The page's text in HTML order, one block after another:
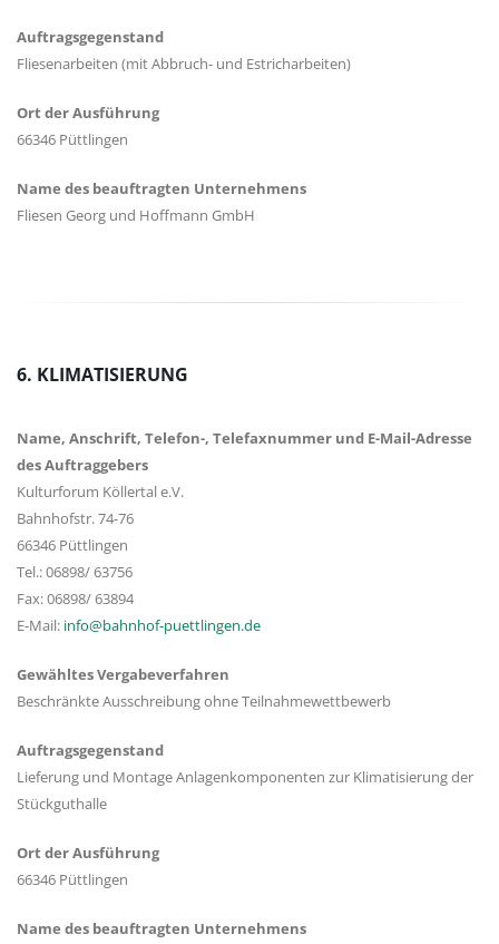
Auftragsgegenstand
Fliesenarbeiten (mit Abbruch- und Estricharbeiten)
Ort der Ausführung
66346 Püttlingen
Name des beauftragten Unternehmens
Fliesen Georg und Hoffmann GmbH
6. KLIMATISIERUNG
Name, Anschrift, Telefon-, Telefaxnummer und E-Mail-Adresse
des Auftraggebers
Kulturforum Köllertal e.V.
Bahnhofstr. 74-76
66346 Püttlingen
Tel.: 06898/ 63756
Fax: 06898/ 63894
E-Mail: info@bahnhof-puettlingen.de
Gewähltes Vergabeverfahren
Beschränkte Ausschreibung ohne Teilnahmewettbewerb
Auftragsgegenstand
Lieferung und Montage Anlagenkomponenten zur Klimatisierung der
Stückguthalle
Ort der Ausführung
66346 Püttlingen
Name des beauftragten Unternehmens